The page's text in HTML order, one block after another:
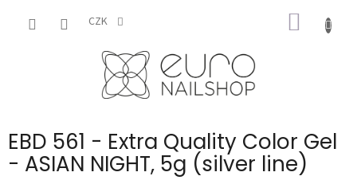
CZK
GIỎ
HÀNG
EBD 561 - Extra Quality Color Gel
- ASIAN NIGHT, 5g (silver line)